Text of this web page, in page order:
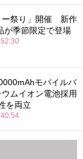
ー祭り」開催 新作
が季節限定で登場
モバイルバ
ムイオン電池採用
を両立